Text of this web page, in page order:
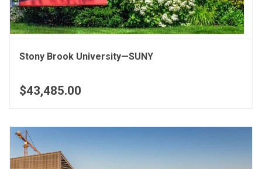
Stony Brook University—SUNY
$43,485.00